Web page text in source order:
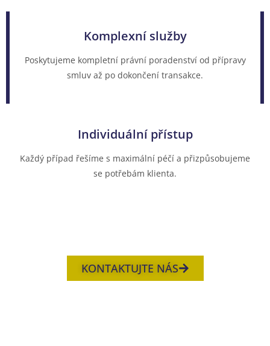
Komplexní služby
Poskytujeme kompletní právní poradenství od přípravy
smluv až po dokončení transakce.
Individuální přístup
Každý případ řešíme s maximální péčí a přizpůsobujeme
se potřebám klienta.
KONTAKTUJTE NÁS